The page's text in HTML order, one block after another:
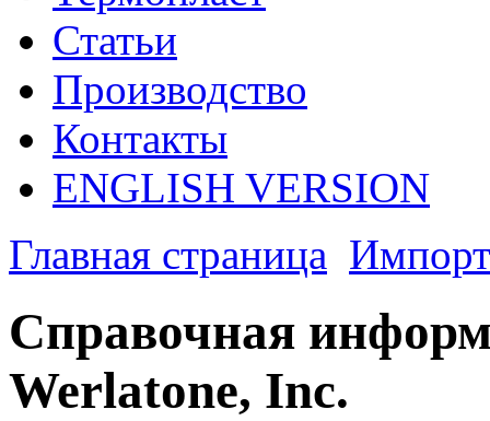
Статьи
Производство
Контакты
ENGLISH VERSION
Главная страница
Справочная
Werlatone, Inc.